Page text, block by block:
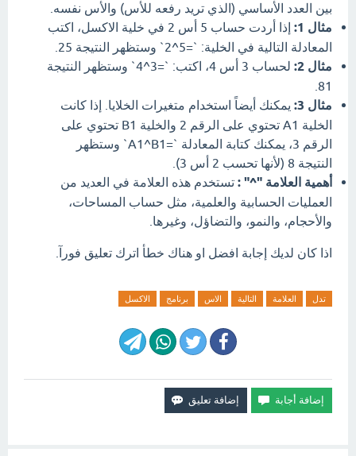
بين العدد الأساسي (الذي تريد رفعه للأس) والأس نفسه.
مثال 1:
إذا أردت حساب 5 أس 2 في خلية الاكسل، اكتب
المعادلة التالية في الخلية: `=5^2` وستظهر النتيجة 25.
مثال 2:
لحساب 3 أس 4، اكتب: `=3^4` وستظهر النتيجة
81.
مثال 3:
يمكنك أيضاً استخدام متغيرات الخلايا. إذا كانت
الخلية A1 تحتوي على الرقم 2 والخلية B1 تحتوي على
الرقم 3، يمكنك كتابة المعادلة `=A1^B1` وستظهر
النتيجة 8 (لأنها تحسب 2 أس 3).
أهمية العلامة "^" : تستخدم هذه العلامة في العديد من
العمليات الحسابية والعلمية، مثل حساب المساحات،
والأحجام، والنمو، والتضاؤل، وغيرها.
اذا كان لديك إجابة افضل او هناك خطأ اترك تعليق فورآ.
تدل العلامة التالية الاس برنامج الاكسل